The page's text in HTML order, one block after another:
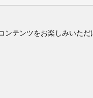
ンテンツをお楽しみいた